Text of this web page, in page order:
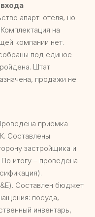
апарт-отеля, но
на
компании нет.
под единое
Штат
продажи не
приёмка
Составлены
застройщика и
итогу – проведена
Составлен бюджет
посуда,
инвентарь,